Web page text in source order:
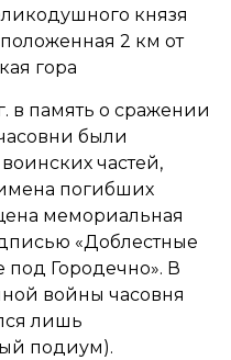
князя
2 км от
гора
в память о сражении
были
частей,
погибших
мемориальная
«Доблестные
Городечно». В
войны часовня
лишь
подиум).